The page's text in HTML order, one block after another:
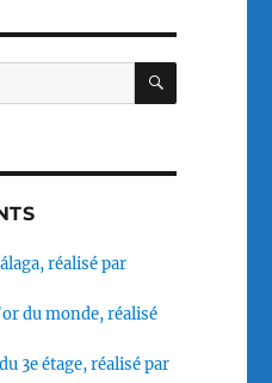
réalisé par
du monde, réalisé
3e étage, réalisé par